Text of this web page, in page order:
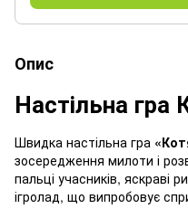
Опис
Настільна гра
Швидка настільна гра
зосередження милоти і
пальці учасників, яскраві
ігролад, що випробовує